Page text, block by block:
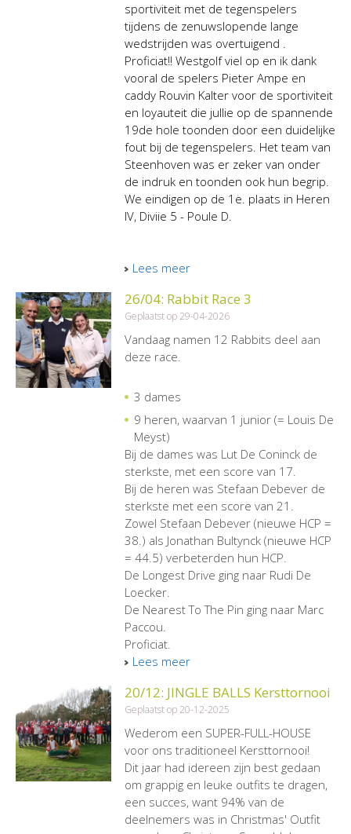
sportiviteit met de tegenspelers
tijdens de zenuwslopende lange
wedstrijden was overtuigend .
Proficiat!! Westgolf viel op en ik dank
vooral de spelers Pieter Ampe en
caddy Rouvin Kalter voor de sportiviteit
en loyauteit die jullie op de spannende
19de hole toonden door een duidelijke
fout bij de tegenspelers. Het team van
Steenhoven was er zeker van onder
de indruk en toonden ook hun begrip.
We eindigen op de 1e. plaats in Heren
IV, Diviie 5 - Poule D.
Lees meer
26/04: Rabbit Race 3
Geplaatst op 29-04-2026
Vandaag namen 12 Rabbits deel aan
deze race.
3 dames
9 heren, waarvan 1 junior (= Louis De
Meyst)
Bij de dames was Lut De Coninck de
sterkste, met een score van 17.
Bij de heren was Stefaan Debever de
sterkste met een score van 21.
Zowel Stefaan Debever (nieuwe HCP =
38.) als Jonathan Bultynck (nieuwe HCP
= 44.5) verbeterden hun HCP.
De Longest Drive ging naar Rudi De
Loecker.
De Nearest To The Pin ging naar Marc
Paccou.
Proficiat.
Lees meer
20/12: JINGLE BALLS Kersttornooi
Geplaatst op 20-12-2025
Wederom een SUPER-FULL-HOUSE
voor ons traditioneel Kersttornooi!
Dit jaar had idereen zijn best gedaan
om grappig en leuke outfits te dragen,
een succes, want 94% van de
deelnemers was in Christmas' Outfit